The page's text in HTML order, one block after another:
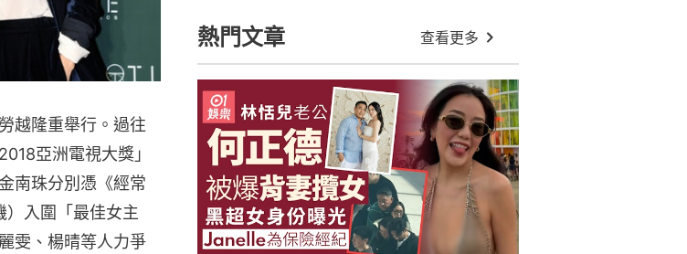
越隆重舉行。過往
亞洲電視大獎」
南珠分別憑《經常
入圍「最佳女主
雯、楊晴等人力爭
熱門文章 查看更多